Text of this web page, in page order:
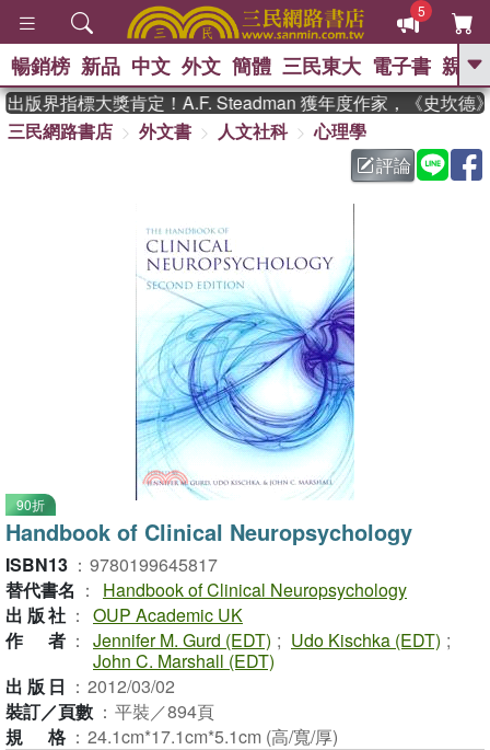
5
GO
熱搜： 東野圭吾 、 高希均教授回憶錄
父親節 、 如果歷
暑期推薦 、 國際布克
方念華
登輝時代
數學女孩：黎曼猜想
偉大的迷走神經
暢銷榜 新品 中文 外文 簡體 三民東大 電子書 親子
版界指標大獎肯定！A.F. Steadman 獲年度作家，《史坎德》
三民網路書店
外文書 人文社科
心理學
評論
90折
Handbook of Clinical Neuropsychology
ISBN13 ： 9780199645817
替代書名 ：
Handbook of Clinical Neuropsychology
出版社 ： OUP Academic UK
作者 ： Jennifer M. Gurd (EDT) ; Udo Kischka (EDT) ;
John C. Marshall (EDT)
出版日 ： 2012/03/02
裝訂／頁數 ： 平裝／894頁
規格 ： 24.1cm*17.1cm*5.1cm (高/寬/厚)